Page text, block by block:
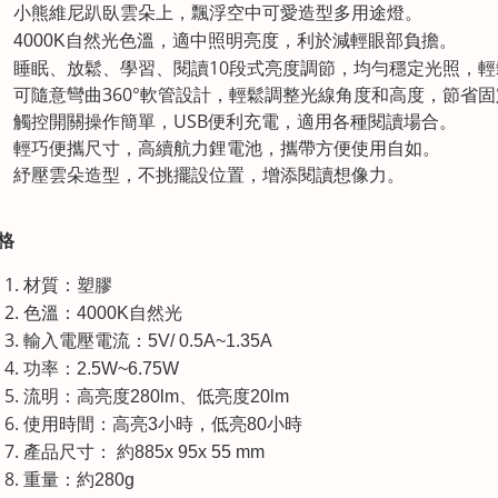
小熊維尼趴臥雲朵上，飄浮空中可愛造型多用途燈。
4000K自然光色溫，適中照明亮度，利於減輕眼部負擔。
睡眠、放鬆、學習、閱讀10段式亮度調節，均勻穩定光照，
可隨意彎曲360°軟管設計，輕鬆調整光線角度和高度，節省
觸控開關操作簡單，USB便利充電，適用各種閱讀場合。
輕巧便攜尺寸，高續航力鋰電池，攜帶方便使用自如。
紓壓雲朵造型，不挑擺設位置，增添閱讀想像力。
材質：塑膠
色溫：4000K自然光
輸入電壓電流：5V/ 0.5A~1.35A
功率：2.5W~6.75W
流明：高亮度280lm、低亮度20lm
使用時間：高亮3小時，低亮80小時
產品尺寸： 約885x 95x 55 mm
重量：約280g